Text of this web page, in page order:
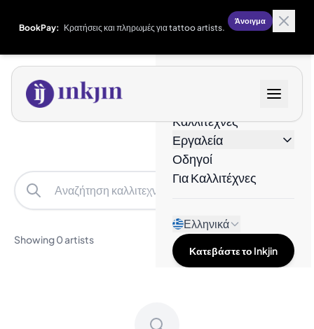
BookPay: Κρατήσεις και πληρωμές για tattoo artists.
Άνοιγμα
Καλλιτέχνες
Εργαλεία
Οδηγοί
Για Καλλιτέχνες
Ελληνικά
Κατεβάστε το Inkjin
Showing 0 artists